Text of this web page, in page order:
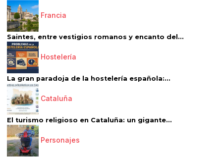
Francia
Saintes, entre vestigios romanos y encanto del...
Hostelería
La gran paradoja de la hostelería española:...
Cataluña
El turismo religioso en Cataluña: un gigante...
Personajes